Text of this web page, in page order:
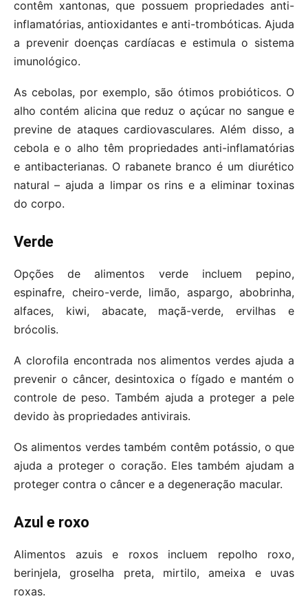
contêm xantonas, que possuem propriedades anti-
inflamatórias, antioxidantes e anti-trombóticas. Ajuda
a prevenir doenças cardíacas e estimula o sistema
imunológico.
As cebolas, por exemplo, são ótimos probióticos. O
alho contém alicina que reduz o açúcar no sangue e
previne de ataques cardiovasculares. Além disso, a
cebola e o alho têm propriedades anti-inflamatórias
e antibacterianas. O rabanete branco é um diurético
natural – ajuda a limpar os rins e a eliminar toxinas
do corpo.
Verde
Opções de alimentos verde incluem pepino,
espinafre, cheiro-verde, limão, aspargo, abobrinha,
alfaces, kiwi, abacate, maçã-verde, ervilhas e
brócolis.
A clorofila encontrada nos alimentos verdes ajuda a
prevenir o câncer, desintoxica o fígado e mantém o
controle de peso. Também ajuda a proteger a pele
devido às propriedades antivirais.
Os alimentos verdes também contêm potássio, o que
ajuda a proteger o coração. Eles também ajudam a
proteger contra o câncer e a degeneração macular.
Azul e roxo
Alimentos azuis e roxos incluem repolho roxo,
berinjela, groselha preta, mirtilo, ameixa e uvas
roxas.